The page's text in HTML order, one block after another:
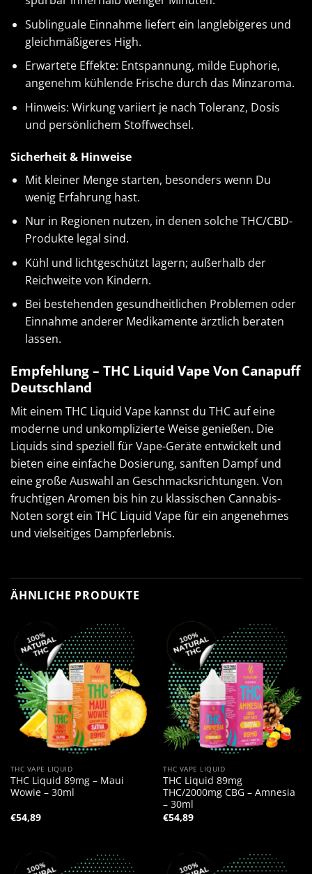
Sublinguale Einnahme liefert ein langlebigeres und
gleichmäßigeres High.
Erwartete Effekte: Entspannung, milde Euphorie,
angenehm kühlende Frische durch das Minzaroma.
Hinweis: Wirkung variiert je nach Toleranz, Dosis
und persönlichem Stoffwechsel.
Sicherheit & Hinweise
Mit kleiner Menge starten, besonders wenn Du
wenig Erfahrung hast.
Nur in Regionen nutzen, in denen solche THC/CBD-
Produkte legal sind.
Kühl und lichtgeschützt lagern; außerhalb der
Reichweite von Kindern.
Bei bestehenden gesundheitlichen Problemen oder
Einnahme anderer Medikamente ärztlich beraten
lassen.
Empfehlung – THC Liquid Vape Von Canapuff
Deutschland
Mit einem THC Liquid Vape kannst du THC auf eine
moderne und unkomplizierte Weise genießen. Die
Liquids sind speziell für Vape-Geräte entwickelt und
bieten eine einfache Dosierung, sanften Dampf und
eine große Auswahl an Geschmacksrichtungen. Von
fruchtigen Aromen bis hin zu klassischen Cannabis-
Noten sorgt ein THC Liquid Vape für ein angenehmes
und vielseitiges Dampferlebnis.
ÄHNLICHE PRODUKTE
THC VAPE LIQUID
THC Liquid 89mg – Maui
Wowie – 30ml
€54,89
THC VAPE LIQUID
THC Liquid 89mg
THC/2000mg CBG – Amnesia
– 30ml
€54,89